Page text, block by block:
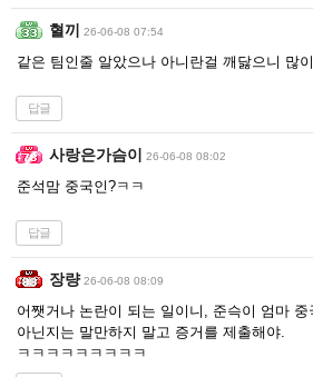
혈끼 26-06-08 07:54
같은 팀인줄 알았으나 아니란걸 깨닳으니 많
답글
사랑은가슴이 26-06-08 08:02
준석맘 중국인?ㅋㅋ
답글
장량 26-06-08 08:09
어쨋거나 논란이 되는 일이니, 준슥이 엄마 중
아닌지는 말만하지 말고 증거를 제출해야.
ㅋㅋㅋㅋㅋㅋㅋㅋㅋ